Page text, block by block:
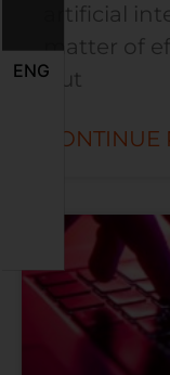
artificial
matter of
But
ENG